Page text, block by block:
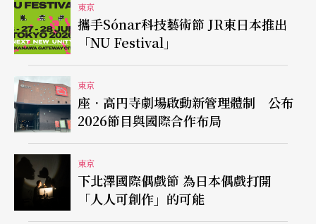
東京
攜手Sónar科技藝術節 JR東日本推出
「NU Festival」
東京
座．高円寺劇場啟動新管理體制 公布
2026節目與國際合作布局
東京
下北澤國際偶戲節 為日本偶戲打開
「人人可創作」的可能